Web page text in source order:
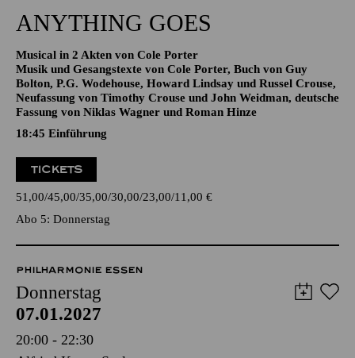
19:30 - 22:30
ANYTHING GOES
Musical in 2 Akten von Cole Porter
Musik und Gesangstexte von Cole Porter, Buch von Guy
Bolton, P.G. Wodehouse, Howard Lindsay und Russel Crouse,
Fassung von Niklas Wagner und Roman Hinze
18:45 Einführung
TICKETS
51,00 45,00 35,00 30,00 23,00 11,00€
Abo 5: Donnerstag
PHILHARMONIE ESSEN
Donnerstag